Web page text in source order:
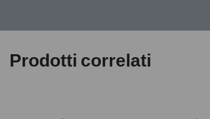
Prodotti correlati